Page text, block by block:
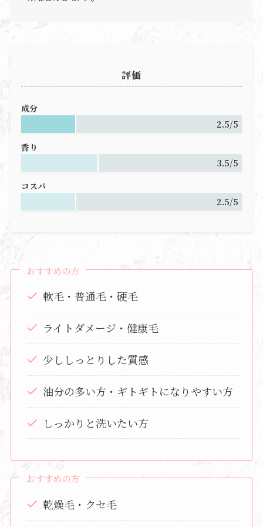
評価
成分
2.5/5
香り
3.5/5
コスパ
2.5/5
おすすめの方
軟毛・普通毛・硬毛
ライトダメージ・健康毛
少ししっとりした質感
油分の多い方・ギトギトになりやすい方
しっかりと洗いたい方
おすすめの方
乾燥毛・クセ毛